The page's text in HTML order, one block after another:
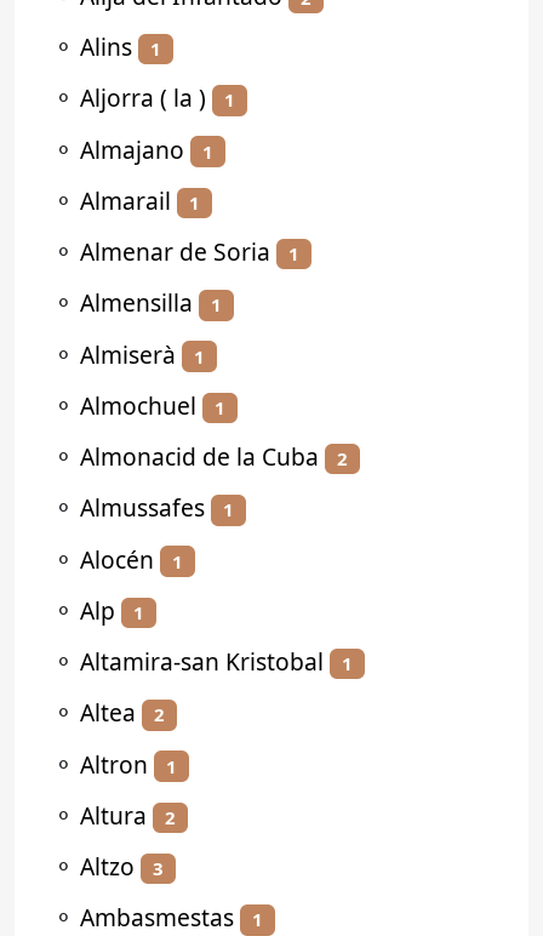
⚬ Alins 1
⚬ Aljorra ( la ) 1
⚬ Almajano 1
⚬ Almarail 1
⚬ Almenar de Soria 1
⚬ Almensilla 1
⚬ Almiserà 1
⚬ Almochuel 1
⚬ Almonacid de la Cuba 2
⚬ Almussafes 1
⚬ Alocén 1
⚬ Alp 1
⚬ Altamira-san Kristobal 1
⚬ Altea 2
⚬ Altron 1
⚬ Altura 2
⚬ Altzo 3
⚬ Ambasmestas 1